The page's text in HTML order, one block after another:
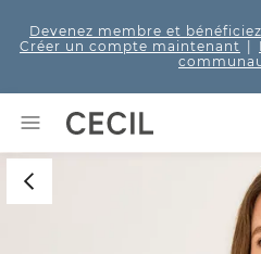
Devenez membre et
Créer un compte maintenant